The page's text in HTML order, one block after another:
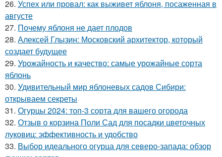
26. Успех или провал: как выживет яблоня, посаженная в
августе
27. Почему яблоня не дает плодов
28. Алексей Глызин: Московский архитектор, который
создает будущее
29. Урожайность и качество: самые урожайные сорта
яблонь
30. Удивительный мир яблоневых садов Сибири:
открываем секреты
31. Огурцы 2024: топ-3 сорта для вашего огорода
32. Отзыв о корзина Поли Сад для посадки цветочных
луковиц: эффективность и удобство
33. Выбор идеального огурца для северо-запада: обзор